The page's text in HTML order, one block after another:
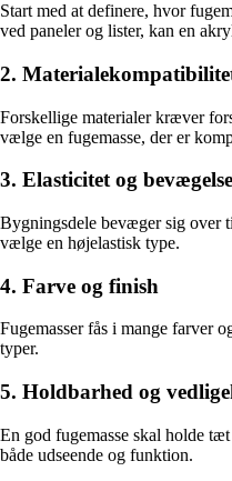
Start med at definere, hvor
ved paneler og lister, kan en
2.
Forskellige materialer kræver
vælge en fugemasse, der er
3. Elasticitet og bevægelse
Bygningsdele bevæger sig over
vælge en højelastisk type.
4. Farve og finish
Fugemasser fås i mange farver
typer.
5. Holdbarhed og
En god fugemasse skal holde
både udseende og funktion.